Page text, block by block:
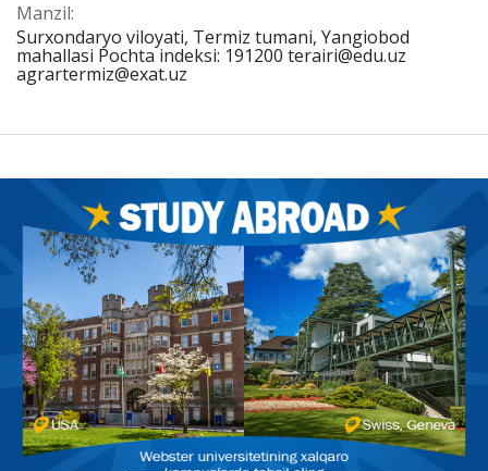
Manzil:
Surxondaryo viloyati, Termiz tumani, Yangiobod
mahallasi Pochta indeksi: 191200 terairi@edu.uz
agrartermiz@exat.uz